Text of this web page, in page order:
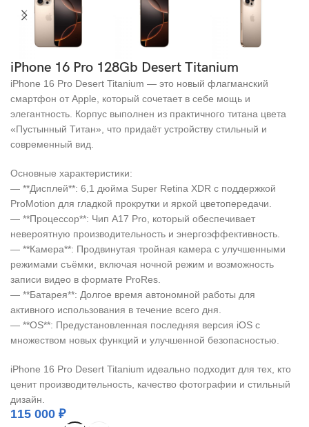
iPhone 16 Pro 128Gb Desert Titanium
iPhone 16 Pro Desert Titanium — это новый флагманский
смартфон от Apple, который сочетает в себе мощь и
элегантность. Корпус выполнен из практичного титана цвета
«Пустынный Титан», что придаёт устройству стильный и
современный вид.
Основные характеристики:
— **Дисплей**: 6,1 дюйма Super Retina XDR с поддержкой
ProMotion для гладкой прокрутки и яркой цветопередачи.
— **Процессор**: Чип A17 Pro, который обеспечивает
невероятную производительность и энергоэффективность.
— **Камера**: Продвинутая тройная камера с улучшенными
режимами съёмки, включая ночной режим и возможность
записи видео в формате ProRes.
— **Батарея**: Долгое время автономной работы для
активного использования в течение всего дня.
— **OS**: Предустановленная последняя версия iOS с
множеством новых функций и улучшенной безопасностью.
iPhone 16 Pro Desert Titanium идеально подходит для тех, кто
ценит производительность, качество фотографии и стильный
дизайн.
115 000 ₽